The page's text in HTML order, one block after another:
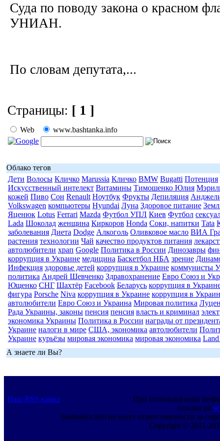
Суда по поводу закона о красном
УНИАН.
По словам депутата,...
Страницы: [ 1 ]
Web www.bashtanka.info
Облако тегов
Дети Волосы Кличко Marussia Кличко BMW Bugatti Потенция
Искусственный интелект Витамины Тимошенко Юлия
кожей Пиво Сон Renault Ноутбук Фрукты Депиляция
Volkswagen компьютеры Hyundai Луна Здоровое питание
Яценюк Lotus Ferrari Mazda Футбол УПЛ Киев Футбол
Lada Шоколад женщина Киркоров Honda Соки, напитки Tata
заболевания Диета Dodge Алкоголь Оливковое масло ВИА
растения технологии Чай качество продуктов питания
автолюбители храп Google Политика в России Динозавры
коррупция в Украине медицина Баскетбол НБА зрение
Инфекция здоровье детей коррупция в Украине коммунисты
политика Андрей Шевченко Здравохранение Евро Союз и
Ющенко СНГ Шахтёр Facebook Беларусь коррупция в
фигура Porsche Niva коррупция в Украине коррупция в
автолюбители Евро Союз и Украина Мировая политика
Рада Украины, законы пенсия пенсия власть и криминал
экономика Украины Политика в России награды от
Украине налоги в мире США, экономика автолюбители
Украине курьёзы мировая экономика мировая экономика
А знаете ли Вы?
Наш RSS канал
При использовании
ссылка на
bashtanka.info не несет ответственности за
Copyright © 2011-